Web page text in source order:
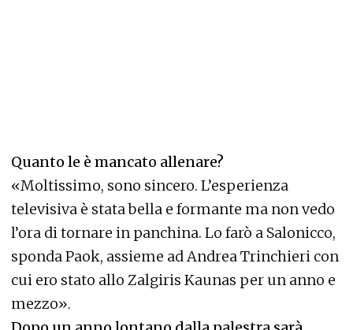
Quanto le è mancato allenare?
«Moltissimo, sono sincero. L’esperienza
televisiva è stata bella e formante ma non vedo
l’ora di tornare in panchina. Lo farò a Salonicco,
sponda Paok, assieme ad Andrea Trinchieri con
cui ero stato allo Zalgiris Kaunas per un anno e
mezzo».